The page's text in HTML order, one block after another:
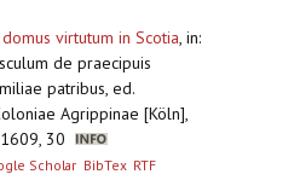
virtutum in Scotia, in:
de praecipuis
patribus, ed.
Agrippinae [Köln],
30
Scholar BibTex RTF